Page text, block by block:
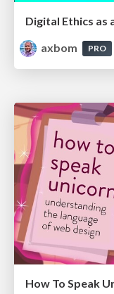
Digital Ethics as
axbom
PRO
How To Speak